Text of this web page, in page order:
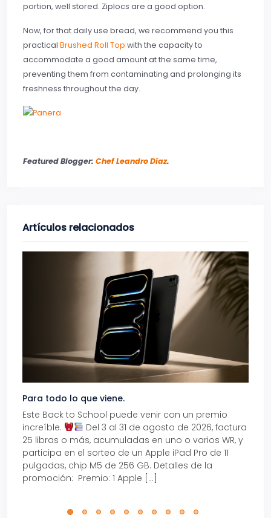
portion, well stored. Ziplocs are a good option.
Now, for that daily use bread, we recommend you this
practical Brushed Roll Top with the capacity to
accommodate a good amount at the same time,
preventing them from contaminating and prolonging its
freshness throughout the day.
Featured Blogger: Chef Leandro Díaz.
Artículos relacionados
Para todo lo que viene.
Este Back to School puede venir con un premio
increíble.
Del 3 al 31 de agosto de 2026, factura
25 libras o más, acumuladas en uno o varios WR, y
participa en el sorteo de un Apple iPad Pro de 11
pulgadas, chip M5 de 256 GB. Detalles de la
promoción: Premio: 1 Apple […]